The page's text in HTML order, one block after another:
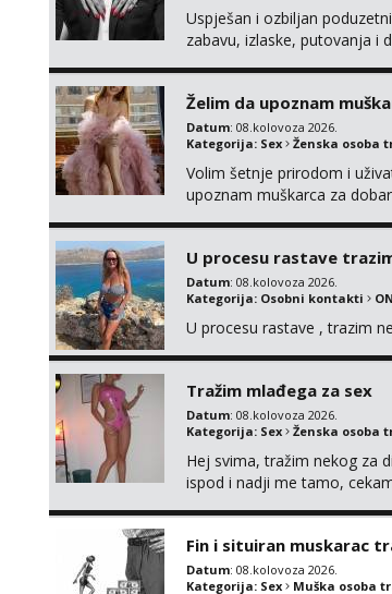
Uspješan i ozbiljan
zabavu, izlaske, putovanja i
Želim da upoznam
Datum: 08.kolovoza 2026.
Kategorija: Sex Ženska osoba
Volim šetnje prirodom i
upoznam muškarca za
U procesu rastave
Datum: 08.kolovoza 2026.
Kategorija: Osobni kontakti
U procesu rastave , trazim
Tražim mlađega za sex
Datum: 08.kolovoza 2026.
Kategorija: Sex Ženska osoba
Hej svima, tražim nekog za
ispod i nadji me tamo,
Fin i situiran muskarac
Datum: 08.kolovoza 2026.
Kategorija: Sex Muška osoba